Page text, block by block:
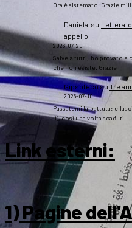
Ora è sistemato. Grazie
Daniela su Lettera
appello
2026-07-20
Salve a tutti, ho provato a
che non esiste. Grazie
Gipsotecosu Tre
2026-07-10
Passatemi la battuta: e
lì), così una volta scaduti…
Link esterni:
1) Pagine